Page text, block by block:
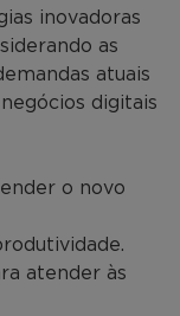
inovadoras
as
atuais
digitais
o novo
atender às